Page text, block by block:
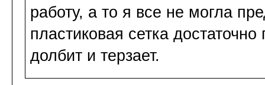
работу, а то я все не могла
пластиковая сетка
долбит и терзает.